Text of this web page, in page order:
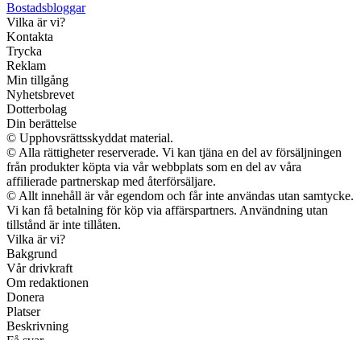
Bostadsbloggar
Vilka är vi?
Kontakta
Trycka
Reklam
Min tillgång
Nyhetsbrevet
Dotterbolag
Din berättelse
© Upphovsrättsskyddat material.
© Alla rättigheter reserverade. Vi kan tjäna en del av försäljningen
från produkter köpta via vår webbplats som en del av våra
affilierade partnerskap med återförsäljare.
© Allt innehåll är vår egendom och får inte användas utan samtycke.
Vi kan få betalning för köp via affärspartners. Användning utan
tillstånd är inte tillåten.
Vilka är vi?
Bakgrund
Vår drivkraft
Om redaktionen
Donera
Platser
Beskrivning